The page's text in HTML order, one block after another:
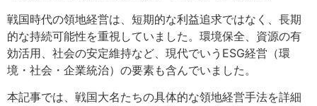
戦国時代の領地経営は、短期的な利益追求ではなく、長期
的な持続可能性を重視していました。環境保全、資源の有
効活用、社会の安定維持など、現代でいうESG経営（環
境・社会・企業統治）の要素も含んでいました。
本記事では、戦国大名たちの具体的な領地経営手法を詳細